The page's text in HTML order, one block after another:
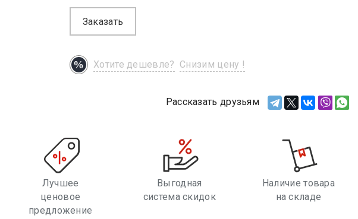
Заказать
Хотите дешевле? Снизим цену !
Рассказать друзьям
Лучшее
ценовое
предложение
Выгодная
система скидок
Наличие товара
на складе